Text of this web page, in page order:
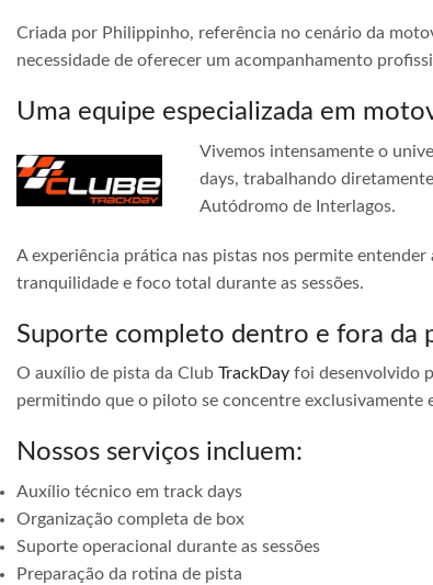
Criada por Philippinho, referência no cenário da
necessidade de oferecer um acompanhamento
Uma equipe especializada em
Vivemos intensamente o
days, trabalhando
Autódromo de Interlagos.
A experiência prática nas pistas nos permite
tranquilidade e foco total durante as sessões.
Suporte completo dentro e fora da
O auxílio de pista da Club TrackDay foi desenvolvido
permitindo que o piloto se concentre exclusivamente
Nossos serviços incluem:
Auxílio técnico em track days
Organização completa de box
Suporte operacional durante as sessões
Preparação da rotina de pista